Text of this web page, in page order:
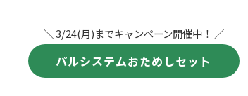
＼ 3/24(月)までキャンペーン開催中！ ／
パルシステムおためしセット